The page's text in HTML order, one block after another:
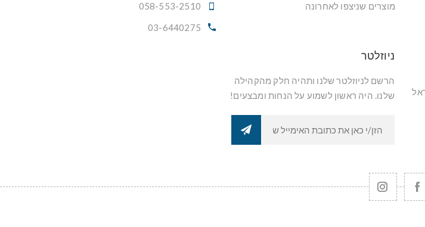
מוצרים שניצפו לאחרונה
058-553-2510
03-6440275
ניוזלטר
הרשם לניוזלטר שלנו ותהיה חלק מהקהילה
שלנו. היה ראשון לשמוע על הנחות ומבצעים!